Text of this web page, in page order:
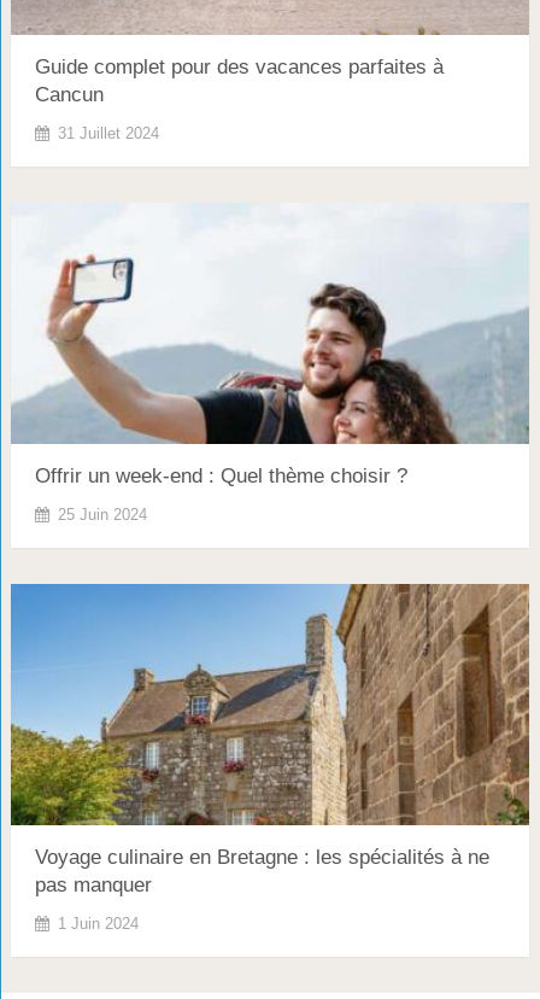
Guide complet pour des vacances parfaites à
Cancun
31 Juillet 2024
Offrir un week-end : Quel thème choisir ?
25 Juin 2024
Voyage culinaire en Bretagne : les spécialités à ne
pas manquer
1 Juin 2024